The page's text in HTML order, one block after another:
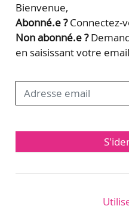
Bienvenue,
Abonné.e ?Connectez-
Non abonné.e ?
en saisissant votre